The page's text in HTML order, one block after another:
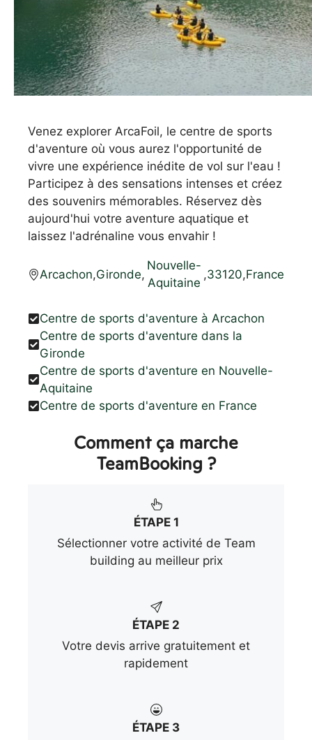
Venez explorer ArcaFoil, le centre de sports
d'aventure où vous aurez l'opportunité de
vivre une expérience inédite de vol sur l'eau !
Participez à des sensations intenses et créez
des souvenirs mémorables. Réservez dès
aujourd'hui votre aventure aquatique et
laissez l'adrénaline vous envahir !
Arcachon,Gironde,
Nouvelle-
Aquitaine
,33120,France
Centre de sports d'aventure à Arcachon
Centre de sports d'aventure dans la
Gironde
Centre de sports d'aventure en Nouvelle-
Aquitaine
Centre de sports d'aventure en France
Comment ça marche
TeamBooking ?
ÉTAPE 1
Sélectionner votre activité de Team
building au meilleur prix
ÉTAPE 2
Votre devis arrive gratuitement et
rapidement
ÉTAPE 3